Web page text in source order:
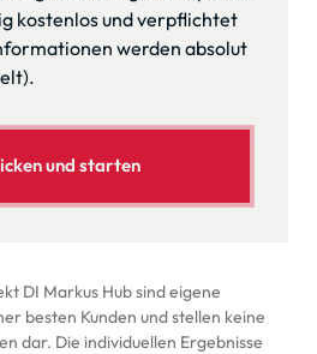
kostenlos und verpflichtet
werden absolut
und starten
DI Markus Hub sind eigene
besten Kunden und stellen keine
dar. Die individuellen Ergebnisse